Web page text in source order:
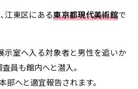
江東区にある東京都現代美術館で
示室へ入る対象者と男性を追いか
員も館内へと潜入。
部へと適宜報告されます。